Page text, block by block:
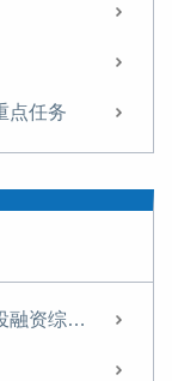
点任务
【NIFD季报】政策刺激促股市回升 重组概念股波动加大——2024年度股票市场
提高资本市场制度的包容性适应性是投融资综合改革的核心目标